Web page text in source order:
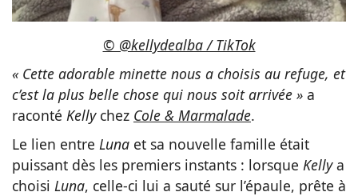
© @kellydealba / TikTok
« Cette adorable minette nous a choisis au refuge, et
c’est la plus belle chose qui nous soit arrivée » a
raconté Kelly chez Cole & Marmalade.
Le lien entre Luna et sa nouvelle famille était
puissant dès les premiers instants : lorsque Kellya
choisi Luna, celle-ci lui a sauté sur l’épaule, prête à